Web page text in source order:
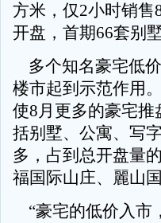
方米，仅2小时销售
开盘，首期66套别
多个知名豪宅低
楼市起到示范作用
使8月更多的豪宅
括别墅、公寓、写
多，占到总开盘量
福国际山庄、麗山
“豪宅的低价入市